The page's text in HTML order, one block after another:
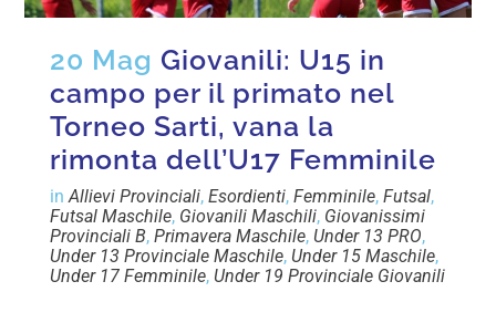
20 Mag Giovanili: U15 in
campo per il primato nel
Torneo Sarti, vana la
rimonta dell’U17 Femminile
inAllievi Provinciali,Esordienti,Femminile,Futsal,
Futsal Maschile, Giovanili Maschili, Giovanissimi
Provinciali B,Primavera Maschile, Under 13 PRO,
Under 13 Provinciale Maschile, Under 15 Maschile,
Under 17 Femminile, Under 19 Provinciale Giovanili